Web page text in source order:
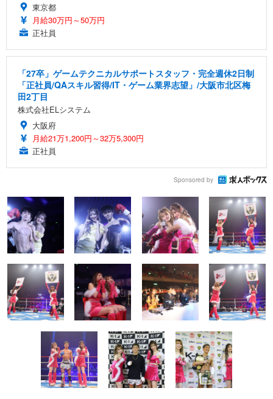
東京都
月給30万円～50万円
正社員
「27卒」ゲームテクニカルサポートスタッフ・完全週休2日制
「正社員/QAスキル習得/IT・ゲーム業界志望」/大阪市北区梅
田2丁目
株式会社ELシステム
大阪府
月給21万1,200円～32万5,300円
正社員
Sponsored by